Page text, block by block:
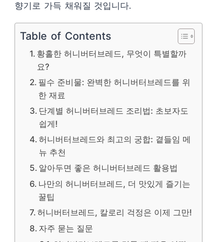
향기로 가득 채워질 것입니다.
Table of Contents
황홀한 허니버터브레드, 무엇이 특별할까
요?
필수 준비물: 완벽한 허니버터브레드를 위
한 재료
단계별 허니버터브레드 조리법: 초보자도
쉽게!
허니버터브레드와 최고의 궁합: 곁들임 메
뉴 추천
알아두면 좋은 허니버터브레드 활용법
나만의 허니버터브레드, 더 맛있게 즐기는
꿀팁
허니버터브레드, 칼로리 걱정은 이제 그만!
자주 묻는 질문